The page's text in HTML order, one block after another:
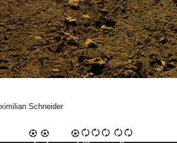
